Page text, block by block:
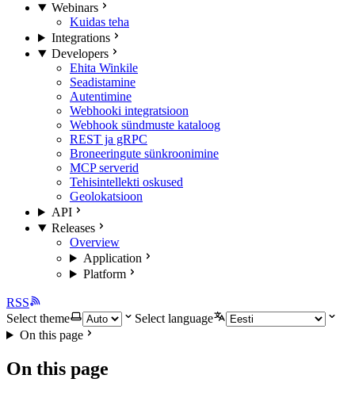
Webinars
Kuidas teha
Integrations
Developers
Ehita Winkile
Seadistamine
Autentimine
Webhooki integratsioon
Webhook sündmuste kataloog
REST ja gRPC
Broneeringute sünkroonimine
MCP serverid
Tehisintellekti oskused
Geolokatsioon
API
Releases
Overview
Application
Platform
RSS
Select theme
Select language
On this page
On this page